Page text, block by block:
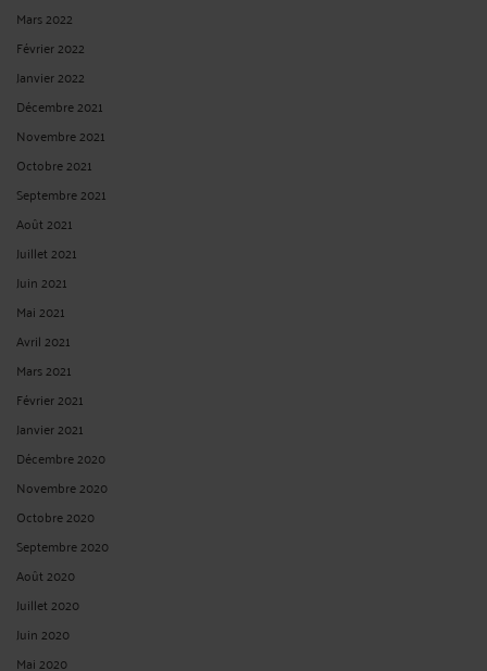
Février 2022
Janvier 2022
Décembre 2021
Novembre 2021
Octobre 2021
Septembre 2021
Août 2021
Juillet 2021
Juin 2021
Mai 2021
Avril 2021
Mars 2021
Février 2021
Janvier 2021
Décembre 2020
Novembre 2020
Octobre 2020
Septembre 2020
Août 2020
Juillet 2020
Juin 2020
Mai 2020
Avril 2020